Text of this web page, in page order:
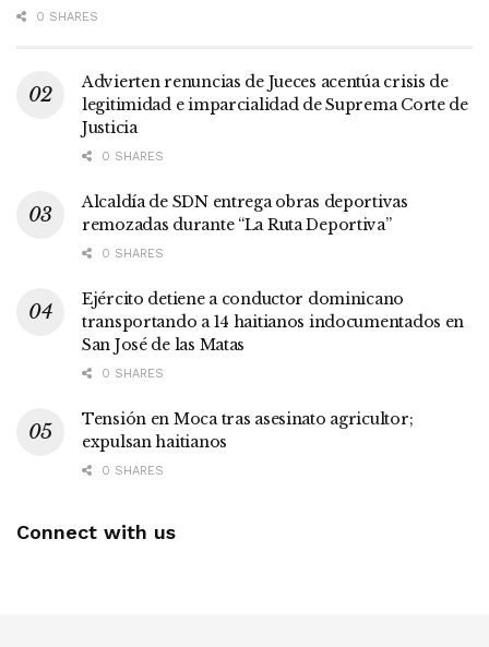
0 SHARES
Advierten renuncias de Jueces acentúa crisis de
legitimidad e imparcialidad de Suprema Corte de
Justicia
0 SHARES
Alcaldía de SDN entrega obras deportivas
remozadas durante “La Ruta Deportiva”
0 SHARES
Ejército detiene a conductor dominicano
transportando a 14 haitianos indocumentados en
San José de las Matas
0 SHARES
Tensión en Moca tras asesinato agricultor;
expulsan haitianos
0 SHARES
Connect with us